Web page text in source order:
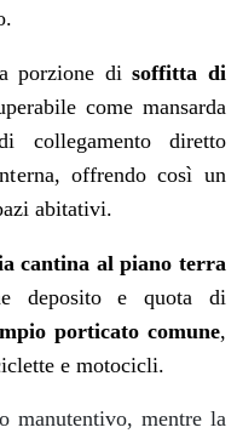
porzione disoffitta di
come mansarda
collegamento diretto
offrendo così un
abitativi.
cantina al piano terra
deposito e quota di
porticato comune,
e motocicli.
manutentivo, mentre la